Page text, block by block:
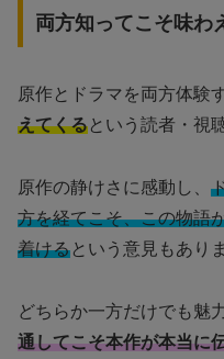
両方知ってこそ味わ
原作とドラマを両方体験
えてくるという読者・視
原作の静けさに感動し、
方を経てこそ、この物語
着けるという意見もあり
どちらか一方だけでも魅
通してこそ本作が本当に